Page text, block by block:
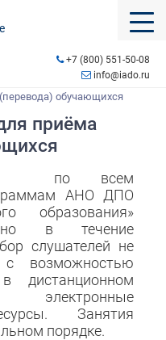
+7 (800) 551-50-08
info@iado.ru
обучающихся
приёма
по всем
АНО ДПО
образования»
в течение
слушателей не
возможностью
дистанционном
Занятия
порядке.